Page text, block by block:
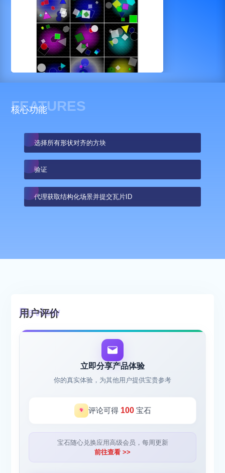
FEATURES
核心功能
选择所有形状对齐的方块
验证
代理获取结构化场景并提交瓦片ID
用户评价
立即分享产品体验
你的真实体验，为其他用户提供宝贵参考
评论可得 100宝石
宝石随心兑换应用高级会员，每周更新
前往查看 >>